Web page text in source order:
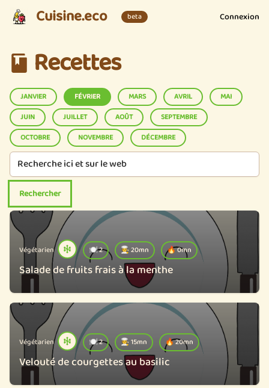
Cuisine.eco beta Connexion
Recettes
JANVIER FÉVRIER MARS AVRIL
MAI
JUIN
JUILLET AOÛT
SEPTEMBRE
OCTOBRE
NOVEMBRE DÉCEMBRE
Végétarien 🍽️ 2 🧑‍🍳 20mn 🔥 0mn
Salade de fruits frais à la menthe
Végétarien 🍽️ 2 🧑‍🍳 15mn 🔥 20mn
Velouté de courgettes au basilic